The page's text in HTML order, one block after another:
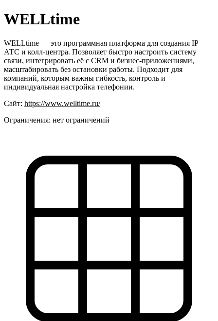
WELLtime
WELLtime — это программная платформа для создания IP
АТС и колл-центра. Позволяет быстро настроить систему
связи, интегрировать её с CRM и бизнес-приложениями,
масштабировать без остановки работы. Подходит для
компаний, которым важны гибкость, контроль и
индивидуальная настройка телефонии.
Сайт: https://www.welltime.ru/
Ограничения: нет ограничений